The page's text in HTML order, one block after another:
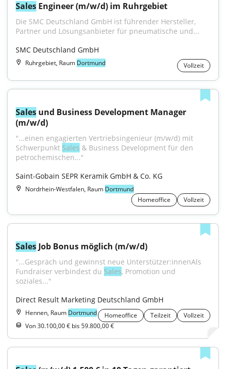
Sales Engineer (m/w/d) im Ruhrgebiet
Die SMC Deutschland GmbH ist führender Hersteller,
Partner und Lösungsanbieter für pneumatische und...
SMC Deutschland GmbH
Ruhrgebiet, Raum Dortmund Vollzeit
Sales und Business Development Manager
(m/w/d)
"...einen engagierten Vertriebsingenieur (m/w/d) mit
Schwerpunkt Sales & Business Development für den
petrochemischen..."
Saint-Gobain SEPR Keramik GmbH & Co. KG
Nordrhein-Westfalen, Raum Dortmund
Homeoffice
Vollzeit
Sales Job Bonus möglich (m/w/d)
"...Gespräch und gewinnst neue Unterstützer:innenAls
Fundraiser verbindest du Sales, Promotion und
soziales..."
Direct Result Marketing Deutschland GmbH
Hennen, Raum Dortmund Homeoffice Teilzeit
Vollzeit
Von 30.100,00 € bis 59.800,00 €